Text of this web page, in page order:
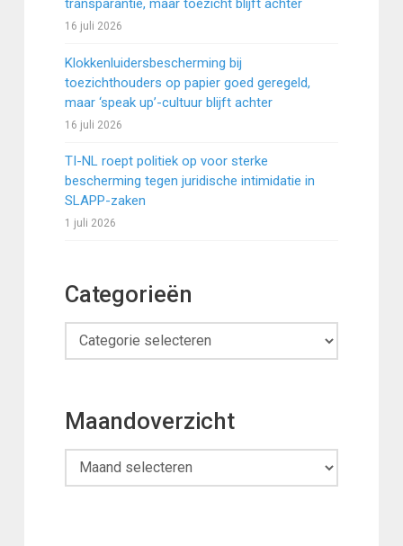
transparantie, maar toezicht blijft achter
16 juli 2026
Klokkenluidersbescherming bij
toezichthouders op papier goed geregeld,
maar ‘speak up’-cultuur blijft achter
16 juli 2026
TI-NL roept politiek op voor sterke
bescherming tegen juridische intimidatie in
SLAPP-zaken
1 juli 2026
Categorieën
Categorieën
Maandoverzicht
Maandoverzicht